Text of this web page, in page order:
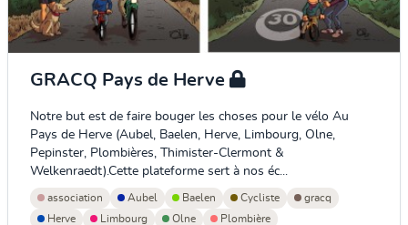
GRACQ Pays de Herve
Notre but est de faire bouger les choses pour le vélo Au
Pays de Herve (Aubel, Baelen, Herve, Limbourg, Olne,
Pepinster, Plombières, Thimister-Clermont &
Welkenraedt).Cette plateforme sert à nos éc...
association Aubel Baelen Cycliste
gracq
Herve
Limbourg Olne
Plombière